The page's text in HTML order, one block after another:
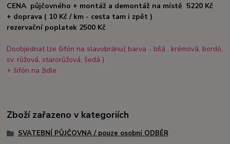
CENA půjčovného + montáž a demontáž na místě 5220 Kč
+ doprava ( 10 Kč / km - cesta tam i zpět )
rezervační poplatek 2500 Kč
Doobjednat lze šifón na slavobránu( barva - bílá , krémová, bordó,
sv. růžová, starorůžová, šedá )
+ šifón na židle
Zboží zařazeno v kategoriích
SVATEBNÍ PŮJČOVNA / pouze osobní ODBĚR